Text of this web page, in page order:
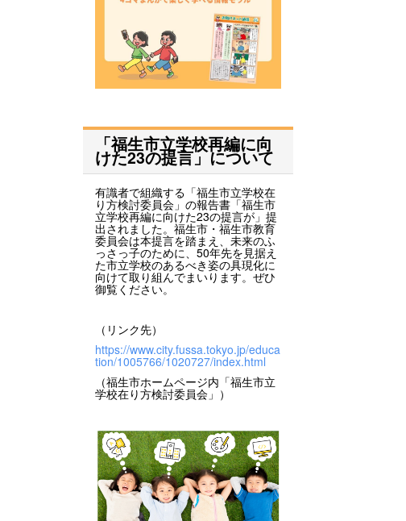
「福生市立学校再編に向
けた23の提言」について
有識者で組織する「福生市立学校在
り方検討委員会」の報告書「福生市
立学校再編に向けた23の提言が」提
出されました。福生市・福生市教育
委員会は本提言を踏まえ、未来のふ
っさっ子のために、50年先を見据え
た市立学校のあるべき姿の具現化に
向けて取り組んでまいります。ぜひ
御覧ください。
（リンク先）
https://www.city.fussa.tokyo.jp/educa
tion/1005766/1020727/index.html
（福生市ホームページ内「福生市立
学校在り方検討委員会」）